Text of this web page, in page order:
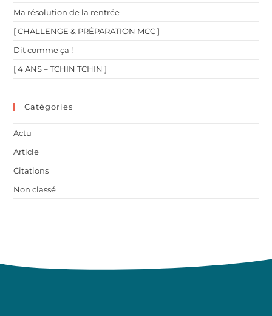
Ma résolution de la rentrée
[ CHALLENGE & PRÉPARATION MCC ]
Dit comme ça !
[ 4 ANS – TCHIN TCHIN ]
Catégories
Actu
Article
Citations
Non classé